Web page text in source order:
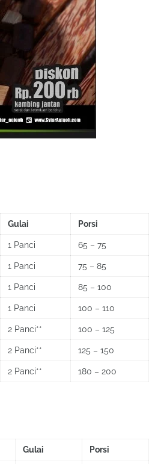
Gulai Porsi
1 Panci 65 – 75
1 Panci 75 – 85
1 Panci 85 – 100
1 Panci 100 – 110
2 Panci** 100 – 125
2 Panci** 125 – 150
2 Panci**
180 – 200
Gulai Porsi